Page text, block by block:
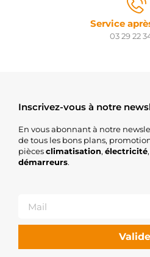
Service
03 29 22
Inscrivez-vous à notre
En vous abonnant à notre
de tous les bons plans,
piècesclimatisation, électricité,
démarreurs.